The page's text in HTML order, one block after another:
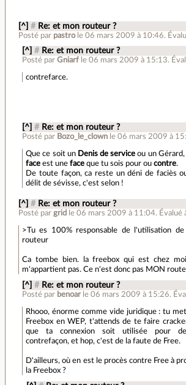
[^] # Re: et mon routeur ?
Posté par pastro le 06 mars 2009 à 10:46.
[^] # Re: et mon routeur ?
Posté parGniarf le 06 mars 2009 à 15:13.
contrefarce.
[^] # Re: et mon routeur ?
Posté par Bozo_le_clown le 06 mars 2009 à
Que ce soit un Denis de service ou un Gérard,
face est uneface que tu sois pour oucontre.
De toute façon, ca reste un déni de faciès
délit de sévisse, c'est selon !
[^] # Re: et mon routeur ?
Posté par grid le 06 mars 2009 à 11:04. Évalué
>Tu es 100% responsable de l'utilisation
routeur
Ca tombe bien. la freebox qui est chez
m'appartient pas. Ce n'est donc pas MON
[^] # Re: et mon routeur ?
Posté par benoar le 06 mars 2009 à 15:26.
Rhooo, énorme comme vide juridique : tu
Freebox en WEP, t'attends de te faire
que ta connexion soit utilisée pour
contrefaçon, et hop, c'est de la faute de Free.
D'ailleurs, où en est le procès contre Free à
la Freebox ?